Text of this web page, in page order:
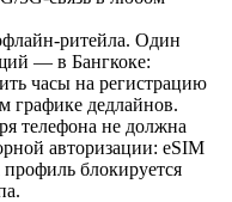
ритейла. Один
— в Бангкоке:
часы на регистрацию
графике дедлайнов.
телефона не должна
авторизации: eSIM
блокируется